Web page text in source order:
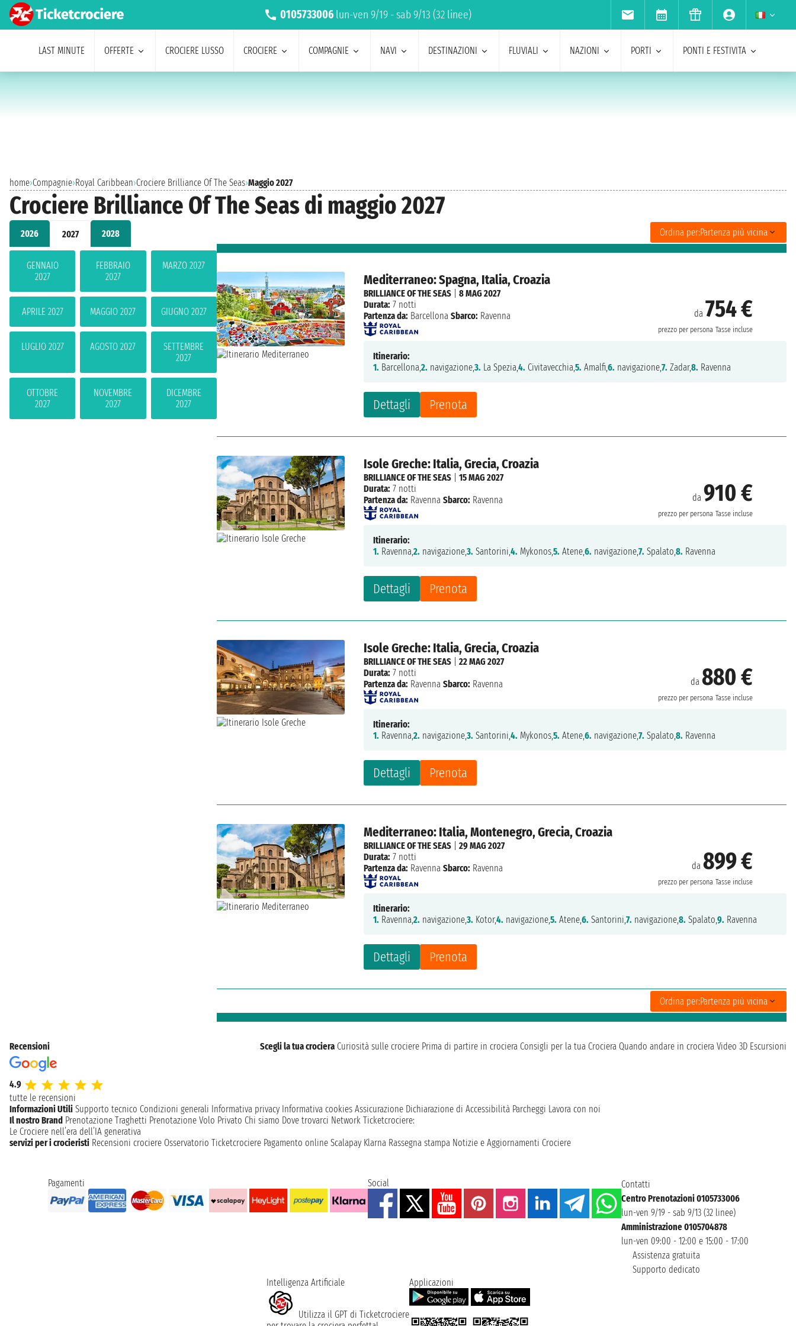
0105733006 lun-ven 9/19 - sab 9/13 (32 linee)
LAST MINUTE OFFERTE CROCIERE LUSSO CROCIERE COMPAGNIE NAVI DESTINAZIONI FLUVIALI NAZIONI PORTI PONTI E FESTIVITA
home›Compagnie›Royal Caribbean›Crociere Brilliance Of The Seas›Maggio 2027
Crociere Brilliance Of The Seas di maggio 2027
2026 2027 2028
GENNAIO
2027
FEBBRAIO
2027
MARZO 2027
APRILE 2027 MAGGIO 2027 GIUGNO 2027
LUGLIO 2027 AGOSTO 2027
SETTEMBRE
2027
OTTOBRE
2027
NOVEMBRE
2027
DICEMBRE
2027
Ordina per:Partenza più vicina
Mediterraneo: Spagna, Italia, Croazia
da 754 €
prezzo per persona Tasse incluse
Dettagli Prenota
BRILLIANCE OF THE SEAS |8 MAG 2027
Durata: 7 notti
Partenza da: Barcellona Sbarco: Ravenna
Itinerario:
1. Barcellona,2. navigazione,3. La Spezia,4. Civitavecchia,5. Amalfi,6. navigazione,7. Zadar,8. Ravenna
Isole Greche: Italia, Grecia, Croazia
da 910 €
prezzo per persona Tasse incluse
Dettagli Prenota
BRILLIANCE OF THE SEAS |15 MAG 2027
Durata: 7 notti
Partenza da: Ravenna Sbarco: Ravenna
Itinerario:
1. Ravenna,2. navigazione,3. Santorini,4. Mykonos,5. Atene,6. navigazione,7. Spalato,8. Ravenna
Isole Greche: Italia, Grecia, Croazia
da880 €
prezzo per persona Tasse incluse
Dettagli Prenota
BRILLIANCE OF THE SEAS |22 MAG 2027
Durata: 7 notti
Partenza da: Ravenna Sbarco: Ravenna
Itinerario:
1. Ravenna,2. navigazione,3. Santorini,4. Mykonos,5. Atene,6. navigazione,7. Spalato,8. Ravenna
Mediterraneo: Italia, Montenegro, Grecia, Croazia
da899 €
prezzo per persona Tasse incluse
Dettagli Prenota
BRILLIANCE OF THE SEAS |29 MAG 2027
Durata: 7 notti
Partenza da: Ravenna Sbarco: Ravenna
Itinerario:
1. Ravenna,2. navigazione,3. Kotor,4. navigazione,5. Atene,6. Santorini,7. navigazione,8. Spalato,9. Ravenna
Ordina per:Partenza più vicina
Recensioni
4.9
tutte le recensioni
Scegli la tua crociera Curiosità sulle crociere Prima di partire in crociera Consigli per la tua Crociera Quando andare in crociera Video 3D Escursioni
Informazioni Utili Supporto tecnico Condizioni generali Informativa privacy Informativa cookies Assicurazione Dichiarazione di Accessibilità Parcheggi Lavora con noi
Il nostro Brand Prenotazione Traghetti Prenotazione Volo Privato Chi siamo Dove trovarci Network Ticketcrociere:
Le Crociere nell’era dell’IA generativa
servizi per i crocieristi Recensioni crociere Osservatorio Ticketcrociere Pagamento online Scalapay Klarna Rassegna stampa Notizie e Aggiornamenti Crociere
Pagamenti Social
Contatti
Centro Prenotazioni 0105733006
lun-ven 9/19 - sab 9/13 (32 linee)
Amministrazione 0105704878
lun-ven 09:00 - 12:00 e 15:00 - 17:00
Assistenza gratuita
Supporto dedicato
Intelligenza Artificiale
Utilizza il GPT di Ticketcrociere
Applicazioni